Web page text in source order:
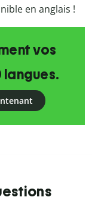
en anglais !
vos
langues.